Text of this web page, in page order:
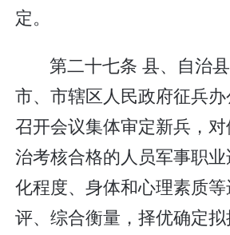
定。
第二十七条 县、自治
市、市辖区人民政府征兵
召开会议集体审定新兵，
治考核合格的人员军事职
化程度、身体和心理素质
评、综合衡量，择优确定